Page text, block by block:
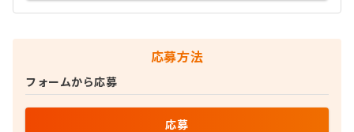
応募方法
フォームから応募
応募